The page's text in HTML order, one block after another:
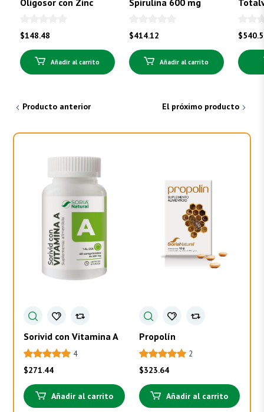
$148.48
Añadir al carrito
$414.12
Añadir al carrito
$
Producto anterior El próximo producto
Sorivid con Vitamina A
4
$271.44
Añadir al carrito
Propolín
2
$323.64
Añadir al carrito